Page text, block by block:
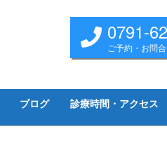
0791-
ご予約・お問
ブログ 診療時間・アクセス